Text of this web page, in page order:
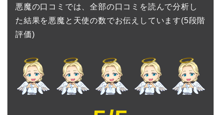
悪魔の口コミでは、全部の口コミを読んで分析し
た結果を悪魔と天使の数でお伝えしています(5段階
評価)